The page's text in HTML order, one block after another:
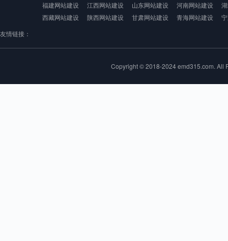
福建网站建设
江西网站建设 山东网站建设 河南网站建设
西藏网站建设
陕西网站建设 甘肃网站建设 青海网站建设
友情链接：
Copyright © 2018-2024 emd315.com. All